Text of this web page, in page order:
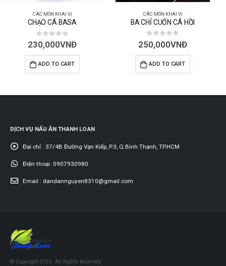
CÁC MÓN KHAI VỊ
BA CHỈ CUỐN CÁ HỒI
0 out of 5
250,000VNĐ
ADD TO CART
CÁC MÓN KHAI VỊ
0out of 5
280,000VNĐ
ADD TO CART
DỊCH VỤ NẤU ĂN THANH LOAN
Đại chỉ : 37/4B Đường Vạn Kiếp, P.3, Q.Bình Thạnh, TP.HCM